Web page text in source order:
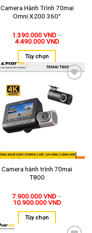
Camera Hành Trình 70mai
Omni X200 360°
1.390.000VND–
4.490.000VND
Tùy chọn
vào
yêu
thích
Camera hành trình 70mai
T800
7.900.000VND–
10.900.000VND
Tùy chọn